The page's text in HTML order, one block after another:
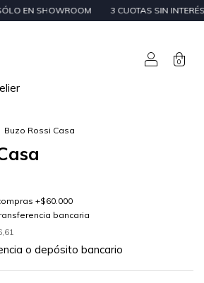
3 CUOTAS SIN INTERÉS EN ÓRDENES
0
Buzo Rossi Casa
o depósito bancario